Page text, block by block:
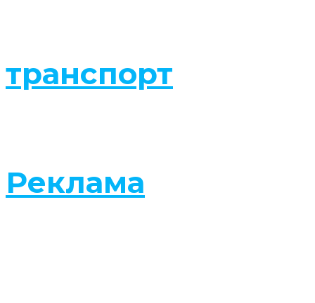
транспорт
Реклама